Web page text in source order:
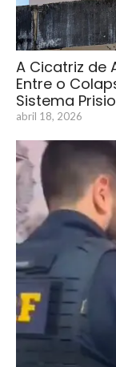
A Cicatriz de
Entre o
Sistema
abril 18, 2026